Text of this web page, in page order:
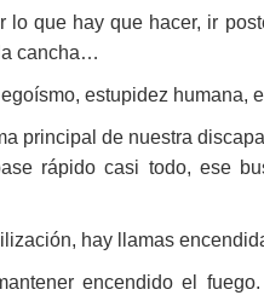
lo que hay que hacer, ir
cancha…
estupidez humana,
principal de nuestra
rápido casi todo, ese
hay llamas
encendido el